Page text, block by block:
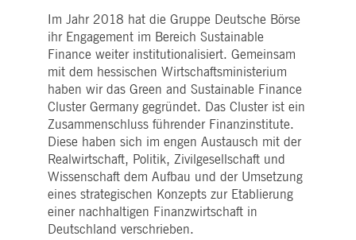
Im Jahr 2018 hat die Gruppe Deutsche Börse
ihr Engagement im Bereich Sustainable
Finance weiter institutionalisiert. Gemeinsam
mit dem hessischen Wirtschaftsministerium
haben wir das Green and Sustainable Finance
Cluster Germany gegründet. Das Cluster ist ein
Zusammenschluss führender Finanzinstitute.
Diese haben sich im engen Austausch mit der
Realwirtschaft, Politik, Zivilgesellschaft und
Wissenschaft dem Aufbau und der Umsetzung
eines strategischen Konzepts zur Etablierung
einer nachhaltigen Finanzwirtschaft in
Deutschland verschrieben.